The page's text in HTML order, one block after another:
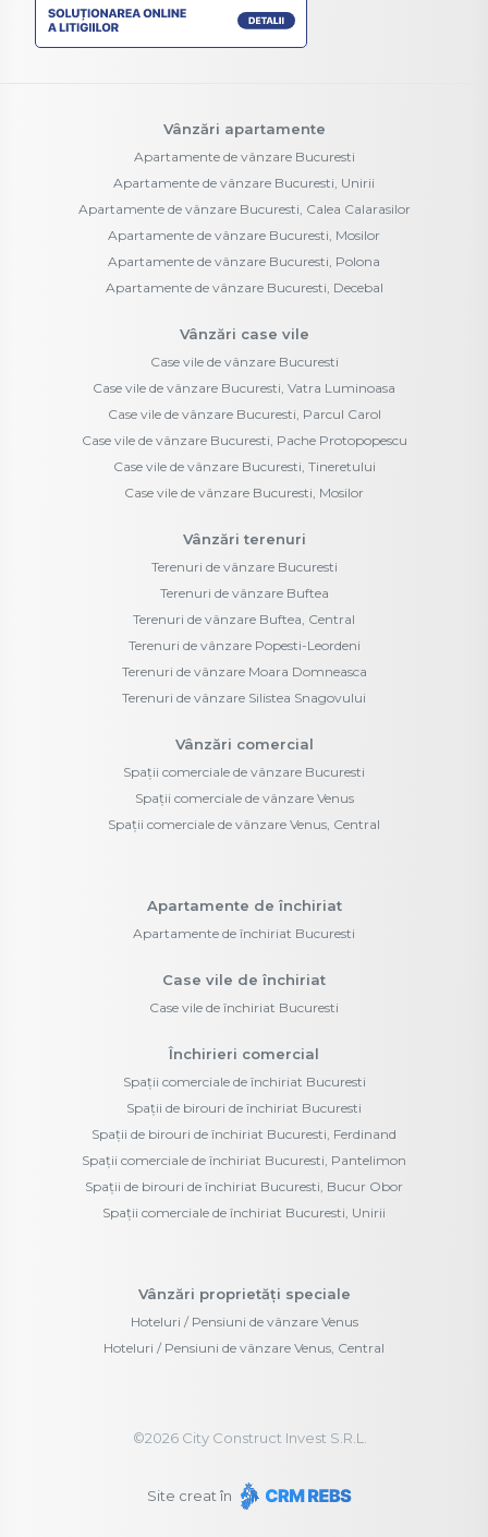
Vânzări apartamente
Apartamente de vânzare Bucuresti
Apartamente de vânzare Bucuresti, Unirii
Apartamente de vânzare Bucuresti, Calea Calarasilor
Apartamente de vânzare Bucuresti, Mosilor
Apartamente de vânzare Bucuresti, Polona
Apartamente de vânzare Bucuresti, Decebal
Vânzări case vile
Case vile de vânzare Bucuresti
Case vile de vânzare Bucuresti, Vatra Luminoasa
Case vile de vânzare Bucuresti, Parcul Carol
Case vile de vânzare Bucuresti, Pache Protopopescu
Case vile de vânzare Bucuresti, Tineretului
Case vile de vânzare Bucuresti, Mosilor
Vânzări terenuri
Terenuri de vânzare Bucuresti
Terenuri de vânzare Buftea
Terenuri de vânzare Buftea, Central
Terenuri de vânzare Popesti-Leordeni
Terenuri de vânzare Moara Domneasca
Terenuri de vânzare Silistea Snagovului
Vânzări comercial
Spații comerciale de vânzare Bucuresti
Spații comerciale de vânzare Venus
Spații comerciale de vânzare Venus, Central
Apartamente de închiriat
Apartamente de închiriat Bucuresti
Case vile de închiriat
Case vile de închiriat Bucuresti
Închirieri comercial
Spații comerciale de închiriat Bucuresti
Spații de birouri de închiriat Bucuresti
Spații de birouri de închiriat Bucuresti, Ferdinand
Spații comerciale de închiriat Bucuresti, Pantelimon
Spații de birouri de închiriat Bucuresti, Bucur Obor
Spații comerciale de închiriat Bucuresti, Unirii
Vânzări proprietăți speciale
Hoteluri / Pensiuni de vânzare Venus
Hoteluri / Pensiuni de vânzare Venus, Central
©2026City Construct Invest S.R.L.
Site creat în